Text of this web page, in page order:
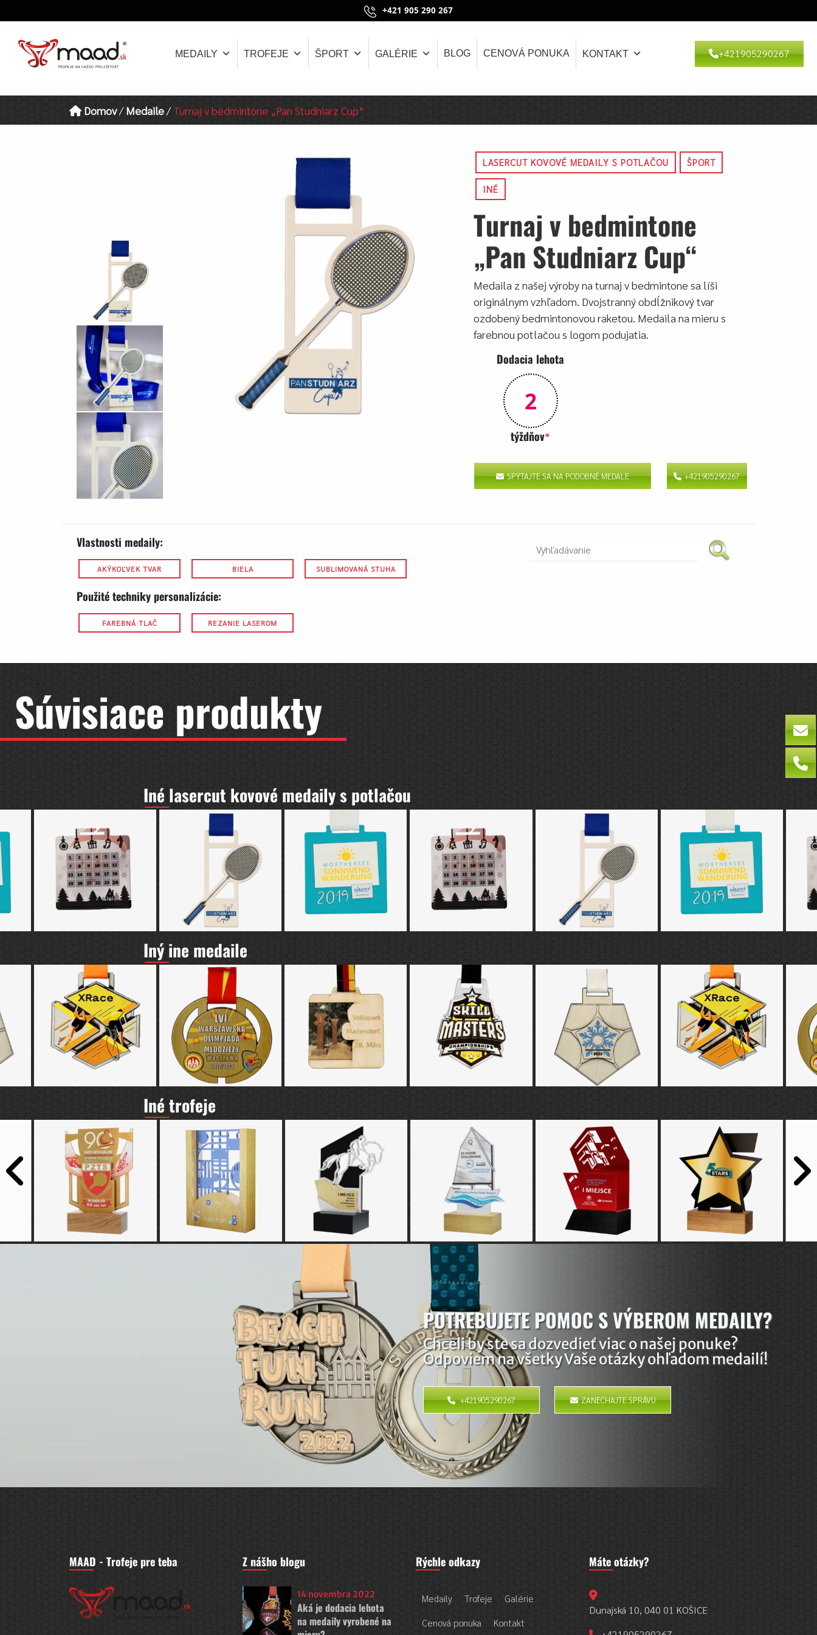
+421 905 290 267
MEDAILY TROFEJE ŠPORT GALÉRIE BLOG CENOVÁ PONUKA KONTAKT +421905290267
Domov/Medaile/Turnaj v bedmintone „Pan Studniarz Cup“
LASERCUT KOVOVÉ MEDAILY S POTLAČOU ŠPORT
INÉ
Turnaj v bedmintone
„Pan Studniarz Cup“
Medaila z našej výroby na turnaj v bedmintone sa líši
originálnym vzhľadom. Dvojstranný obdĺžnikový tvar
ozdobený bedmintonovou raketou. Medaila na mieru s
farebnou potlačou s logom podujatia.
Dodacia lehota
2
týždňov*
SPÝTAJTE SA NA PODOBNÉ MEDALE +421905290267
Vlastnosti medaily:
AKÝKOĽVEK TVAR BIELA SUBLIMOVANÁ STUHA
Použité techniky personalizácie:
FAREBNÁ TLAČ REZANIE LASEROM
Súvisiace produkty
Iné lasercut kovové medaily s potlačou
Iný ine medaile
Iné trofeje
POTREBUJETE POMOC S VÝBEROM MEDAILY?
Chceli by ste sa dozvedieť viac o našej ponuke?
Odpoviem na všetky Vaše otázky ohľadom medailí!
+421905290267 ZANECHAJTE SPRÁVU
MAAD - Trofeje pre teba Z nášho blogu
14 novembra 2022
Aká je dodacia lehota
na medaily vyrobené na
Rýchle odkazy
Medaily Trofeje Galérie
Cenová ponuka Kontakt
Máte otázky?
Dunajská 10, 040 01 KOŠICE